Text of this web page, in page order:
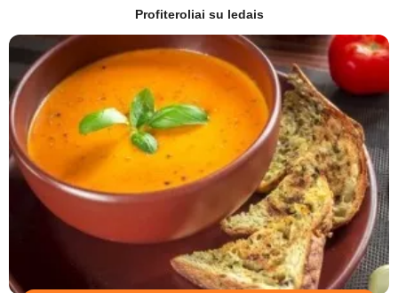
Profiteroliai su ledais